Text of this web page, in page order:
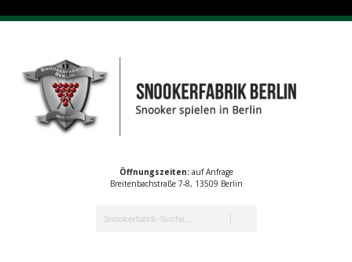
Öffnungszeiten:auf Anfrage
Breitenbachstraße 7-8, 13509 Berlin